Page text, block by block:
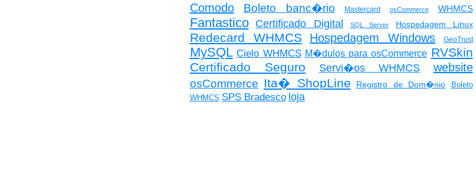
Comodo Boleto banc�rio Mastercard osCommerce WHMCS
Fantastico Certificado Digital SQL Server Hospedagem Linux
Redecard WHMCS Hospedagem Windows GeoTrust
MySQL Cielo WHMCS M�dulos para osCommerce RVSkin
Certificado Seguro
Servi�os WHMCS website
osCommerce Ita� ShopLine Registro de Dom�nio
Boleto
WHMCS SPS Bradesco loja